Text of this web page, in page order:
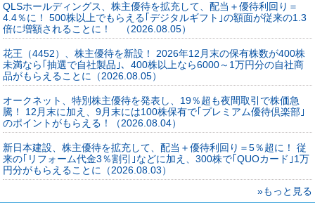
QLSホールディングス、株主優待を拡充して、配当＋優待利回り＝
4.4％に！ 500株以上でもらえる｢デジタルギフト｣の額面が従来の1.3
倍に増額されることに！ （2026.08.05）
花王（4452）、株主優待を新設！ 2026年12月末の保有株数が400株
未満なら｢抽選で自社製品｣、400株以上なら6000～1万円分の自社商
品がもらえることに（2026.08.05）
オークネット、特別株主優待を発表し、19％超も夜間取引で株価急
騰！ 12月末に加え、9月末には100株保有で｢プレミアム優待倶楽部｣
のポイントがもらえる！（2026.08.04）
新日本建設、株主優待を拡充して、配当＋優待利回り＝5％超に！ 従
来の｢リフォーム代金3％割引｣などに加え、300株で｢QUOカード｣1万
円分がもらえることに（2026.08.03）
»もっと見る